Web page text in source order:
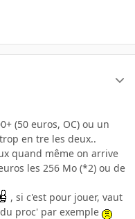
(50 euros, OC) ou un
en tre les deux..
quand même on arrive
les 256 Mo (*2) ou de
, si c'est pour jouer, vaut
proc' par exemple